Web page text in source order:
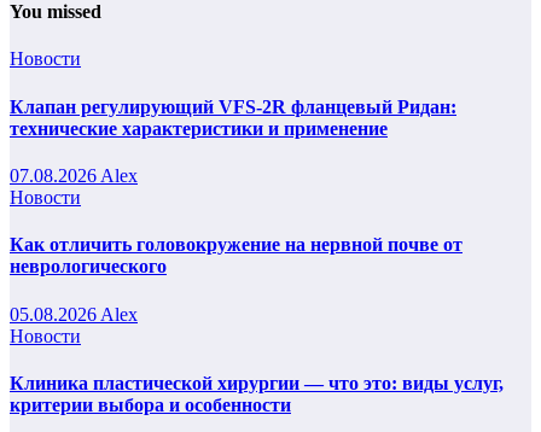
You missed
Новости
Клапан регулирующий VFS-2R фланцевый Ридан:
технические характеристики и применение
07.08.2026 Alex
Новости
Как отличить головокружение на нервной почве от
неврологического
05.08.2026 Alex
Новости
Клиника пластической хирургии — что это: виды услуг,
критерии выбора и особенности